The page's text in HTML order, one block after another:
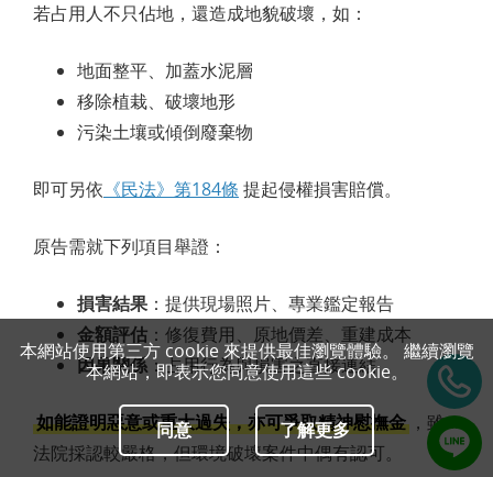
若占用人不只佔地，還造成地貌破壞，如：
地面整平、加蓋水泥層
移除植栽、破壞地形
污染土壤或傾倒廢棄物
即可另依 《民法》第184條 提起侵權損害賠償。
原告需就下列項目舉證：
損害結果 ：提供現場照片、專業鑑定報告
金額評估 ：修復費用、原地價差、重建成本
因果關係：占用行為與損害之直接連結
如能證明惡意或重大過失，亦可爭取精神慰撫金 ，雖
法院採認較嚴格，但環境破壞案件中偶有認可。
本網站使用第三方 cookie 來提供最佳瀏覽體驗。 繼續瀏覽
本網站，即表示您同意使用這些 cookie。
同意 了解更多